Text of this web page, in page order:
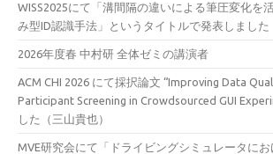
WISS2025にて「溝間隔の違いによる筆圧変化を
み型ID認識手法」というタイトルで発表しました
2026年度春 中村研 全体ゼミの講演者
ACM CHI 2026 にて採択論文 “Improving Data
Participant Screening in Crowdsourced GUI
した（三山貴也）
MVE研究会にて「ドライビングシミュレータに